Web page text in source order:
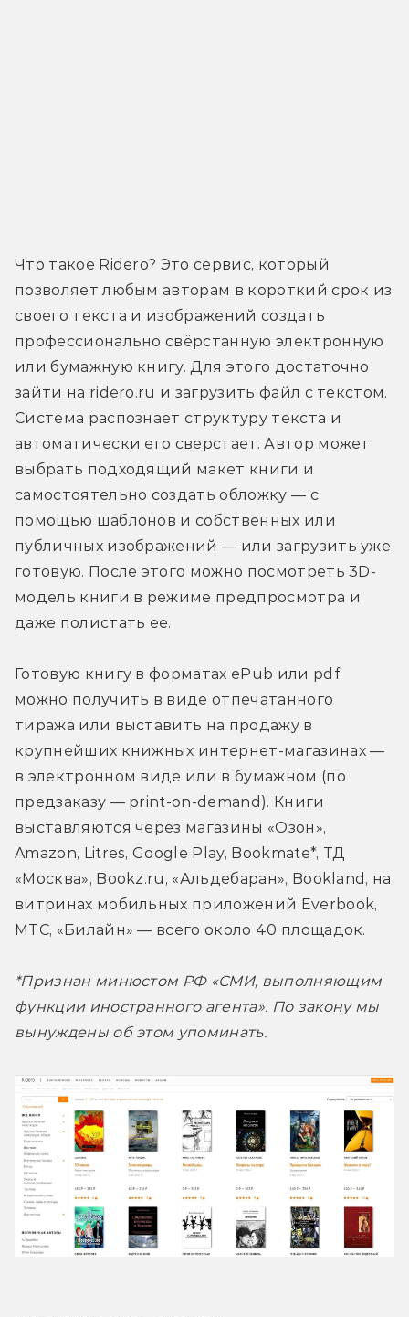
Что такое Ridero? Это сервис, который
позволяет любым авторам в короткий срок из
своего текста и изображений создать
профессионально свёрстанную электронную
или бумажную книгу. Для этого достаточно
зайти на ridero.ru и загрузить файл с текстом.
Система распознает структуру текста и
автоматически его сверстает. Автор может
выбрать подходящий макет книги и
самостоятельно создать обложку — с
помощью шаблонов и собственных или
публичных изображений — или загрузить уже
готовую. После этого можно посмотреть 3D-
модель книги в режиме предпросмотра и
даже полистать ее.
Готовую книгу в форматах ePub или pdf
можно получить в виде отпечатанного
тиража или выставить на продажу в
крупнейших книжных интернет-магазинах —
в электронном виде или в бумажном (по
предзаказу — print-on-demand). Книги
выставляются через магазины «Озон»,
Amazon, Litres, Google Play, Bookmate*, ТД
«Москва», Bookz.ru, «Альдебаран», Bookland, на
витринах мобильных приложений Everbook,
МТС, «Билайн» — всего около 40 площадок.
*Признан минюстом РФ «СМИ, выполняющим
функции иностранного агента». По закону мы
вынуждены об этом упоминать.